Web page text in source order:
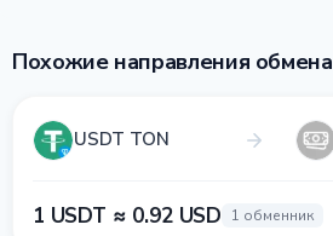
Похожие направления обмена
USDT TON
1 USDT ≈ 0.92 USD 1 обменник